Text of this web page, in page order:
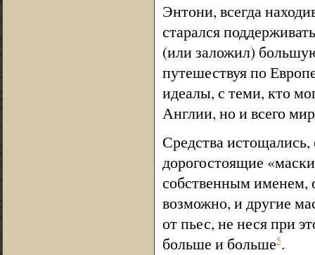
Энтони, всегда
старался
(или заложил)
путешествуя по
идеалы, с теми, кто
Англии, но и всего
Средства истощались,
дорогостоящие
собственным именем,
возможно, и другие
от пьес, не неся при
больше и больше5.